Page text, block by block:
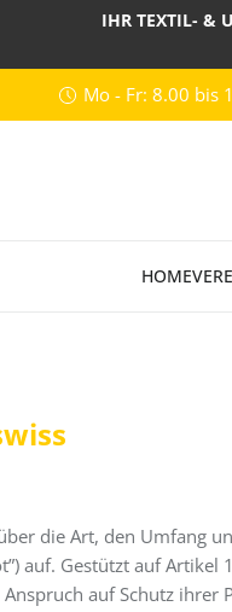
IHR TEXTIL- &
Mo - Fr: 8.00 bis
HOME
die Art, den Umfang
auf. Gestützt auf
Anspruch auf Schutz